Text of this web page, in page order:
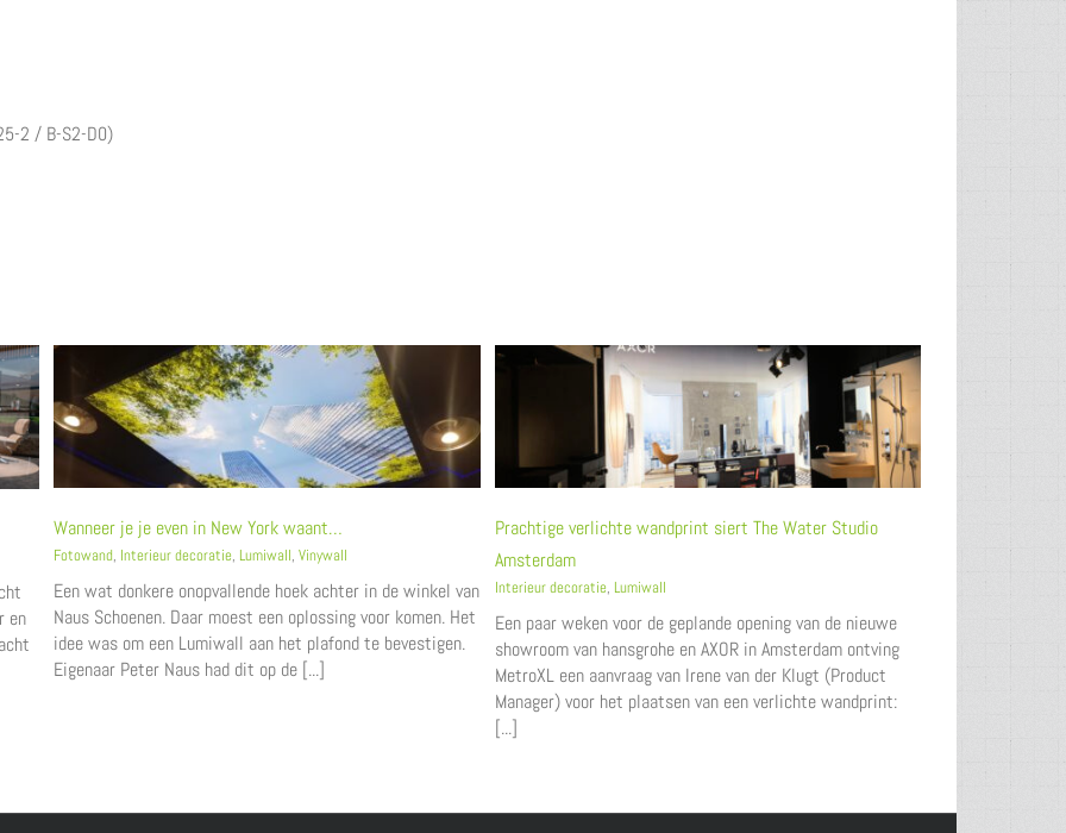
2 / B-S2-D0)
en
Wanneer je je even in New York waant…
Fotowand, Interieur decoratie, Lumiwall, Vinywall
Een wat donkere onopvallende hoek achter in de winkel van
Naus Schoenen. Daar moest een oplossing voor komen. Het
idee was om een Lumiwall aan het plafond te bevestigen.
Eigenaar Peter Naus had dit op de [...]
Prachtige verlichte wandprint siert The Water Studio
Amsterdam
Interieur decoratie, Lumiwall
Een paar weken voor de geplande opening van de nieuwe
showroom van hansgrohe en AXOR in Amsterdam ontving
MetroXL een aanvraag van Irene van der Klugt (Product
Manager) voor het plaatsen van een verlichte wandprint:
[...]